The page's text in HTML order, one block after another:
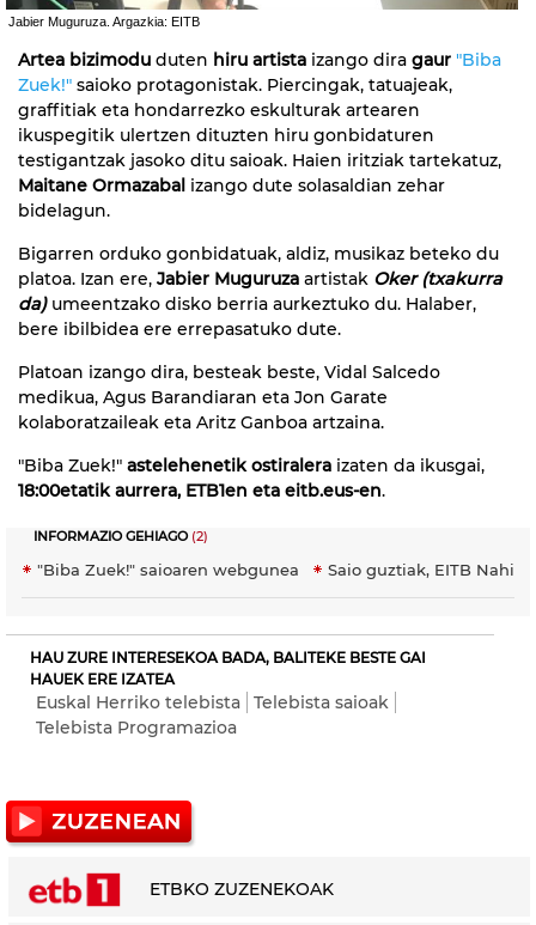
Jabier Muguruza. Argazkia: EITB
Artea bizimodu duten hiru artista izango dira gaur "Biba
Zuek!" saioko protagonistak. Piercingak, tatuajeak,
graffitiak eta hondarrezko eskulturak artearen
ikuspegitik ulertzen dituzten hiru gonbidaturen
testigantzak jasoko ditu saioak. Haien iritziak tartekatuz,
Maitane Ormazabal izango dute solasaldian zehar
bidelagun.
Bigarren orduko gonbidatuak, aldiz, musikaz beteko du
platoa. Izan ere, Jabier Muguruza artistak Oker (txakurra
da) umeentzako disko berria aurkeztuko du. Halaber,
bere ibilbidea ere errepasatuko dute.
Platoan izango dira, besteak beste, Vidal Salcedo
medikua, Agus Barandiaran eta Jon Garate
kolaboratzaileak eta Aritz Ganboa artzaina.
"Biba Zuek!" astelehenetik ostiralera izaten da ikusgai,
18:00etatik aurrera, ETB1en eta eitb.eus-en.
INFORMAZIO GEHIAGO(2)
"Biba Zuek!" saioaren webgunea Saio guztiak, EITB
HAU ZURE INTERESEKOA BADA, BALITEKE BESTE GAI
HAUEK ERE IZATEA
Euskal Herriko telebista
Telebista saioak
Telebista Programazioa
ETBKO ZUZENEKOAK